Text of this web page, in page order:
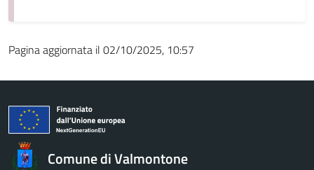
Pagina aggiornata il 02/10/2025, 10:57
Comune di Valmontone